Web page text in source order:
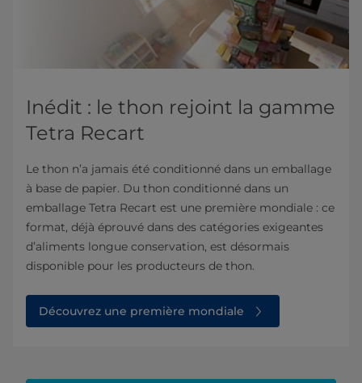
Inédit : le thon rejoint la gamme
Tetra Recart
Le thon n’a jamais été conditionné dans un emballage
à base de papier. Du thon conditionné dans un
emballage Tetra Recart est une première mondiale : ce
format, déjà éprouvé dans des catégories exigeantes
d’aliments longue conservation, est désormais
disponible pour les producteurs de thon.
Découvrez une première mondiale